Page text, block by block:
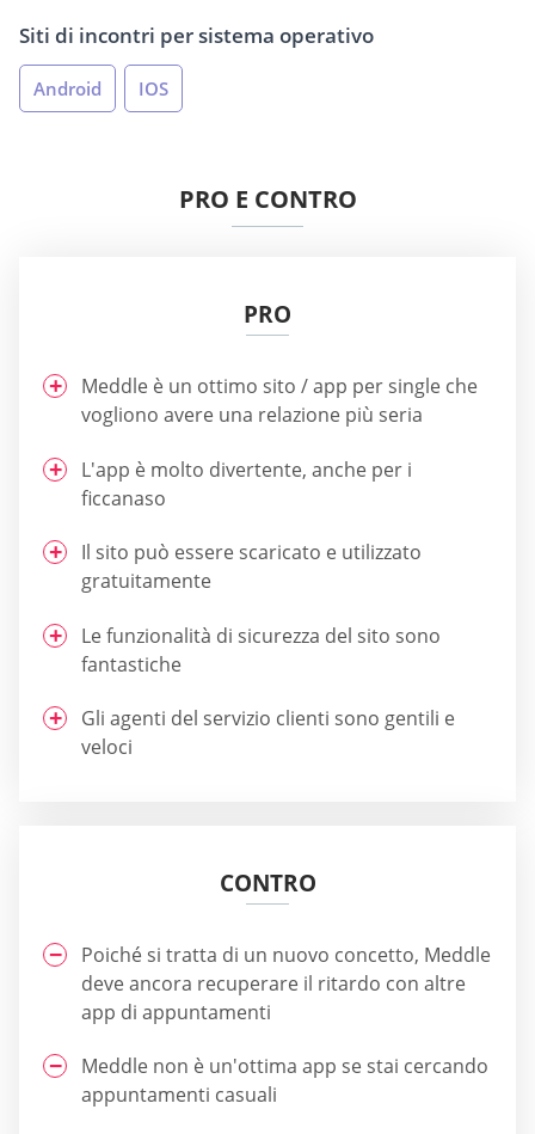
Siti di incontri per sistema operativo
Android IOS
PRO E CONTRO
PRO
Meddle è un ottimo sito / app per single che
vogliono avere una relazione più seria
L'app è molto divertente, anche per i
ficcanaso
Il sito può essere scaricato e utilizzato
gratuitamente
Le funzionalità di sicurezza del sito sono
fantastiche
Gli agenti del servizio clienti sono gentili e
veloci
CONTRO
Poiché si tratta di un nuovo concetto, Meddle
deve ancora recuperare il ritardo con altre
app di appuntamenti
Meddle non è un'ottima app se stai cercando
appuntamenti casuali